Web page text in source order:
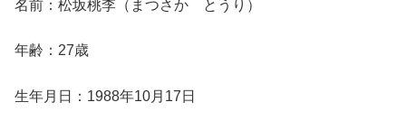
名前：松坂桃李（まつさか とうり）
年齢：27歳
生年月日：1988年10月17日